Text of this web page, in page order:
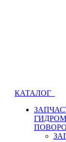
КАТАЛОГ